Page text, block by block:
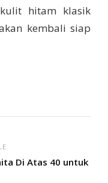
hitam klasik
kembali siap
Di Atas 40 untuk